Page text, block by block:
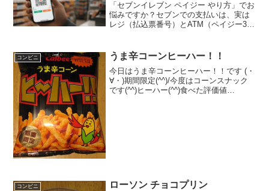
「セブンイレブン ペイジー やり方」でお
悩みですか？セブンでの支払いは、実は
レジ（払込票番号）とATM（ペイジー3番
nanaco、現金以外の決済手段（クレカ・
PayPay）が使えるかを徹底解説。あなた
の「セブンイレブン ペイジー やり方」の
疑問をスッキリ解決します！
コンビニ うま辛コーンヒーハー！！
今日はうま辛コーンヒーハー！！です (・
∀・)期間限定(^^)/今度はコーンスナック
です(^^)ヒーハー(^^)食べた評価値
コンビニ ローソン チョコプリン